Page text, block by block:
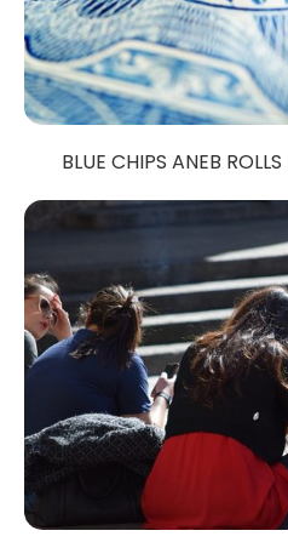
BLUE CHIPS ANEB